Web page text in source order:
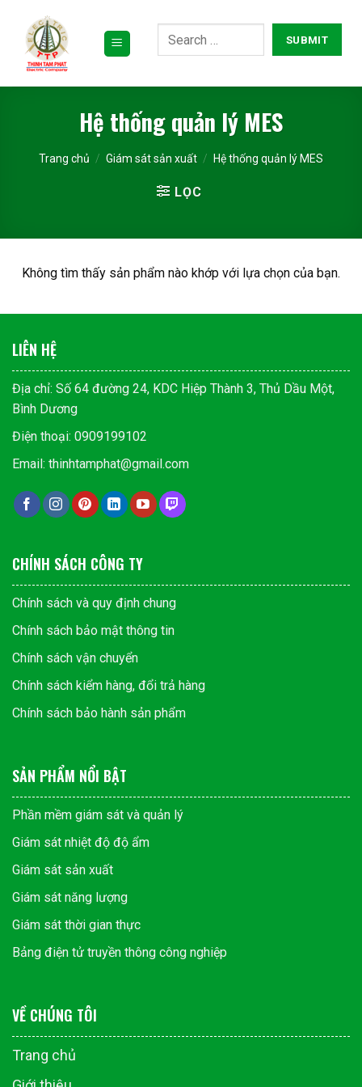
dung
Hệ thống quản lý MES
Trang chủ / Giám sát sản xuất / Hệ thống quản lý MES
LỌC
Không tìm thấy sản phẩm nào khớp với lựa chọn của bạn.
LIÊN HỆ
Địa chỉ: Số 64 đường 24, KDC Hiệp Thành 3, Thủ Dầu Một,
Bình Dương
Điện thoại: 0909199102
Email: thinhtamphat@gmail.com
CHÍNH SÁCH CÔNG TY
Chính sách và quy định chung
Chính sách bảo mật thông tin
Chính sách vận chuyển
Chính sách kiểm hàng, đổi trả hàng
Chính sách bảo hành sản phẩm
SẢN PHẨM NỔI BẬT
Phần mềm giám sát và quản lý
Giám sát nhiệt độ độ ẩm
Giám sát sản xuất
Giám sát năng lượng
Giám sát thời gian thực
Bảng điện tử truyền thông công nghiệp
VỀ CHÚNG TÔI
Trang chủ